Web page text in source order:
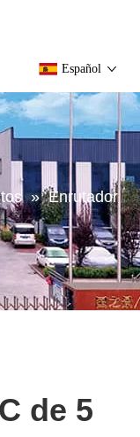
Español
» Enrutador
de 5